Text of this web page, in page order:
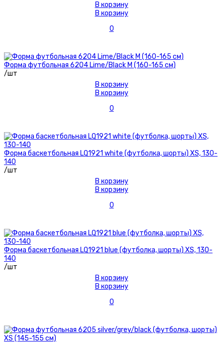
В корзину
В корзину
0
Форма футбольная 6204 Lime/Black М (160-165 см)
/шт
В корзину
В корзину
0
Форма баскетбольная LQ1921 white (футболка, шорты) XS, 130-
140
/шт
В корзину
В корзину
0
Форма баскетбольная LQ1921 blue (футболка, шорты) XS, 130-
140
/шт
В корзину
В корзину
0